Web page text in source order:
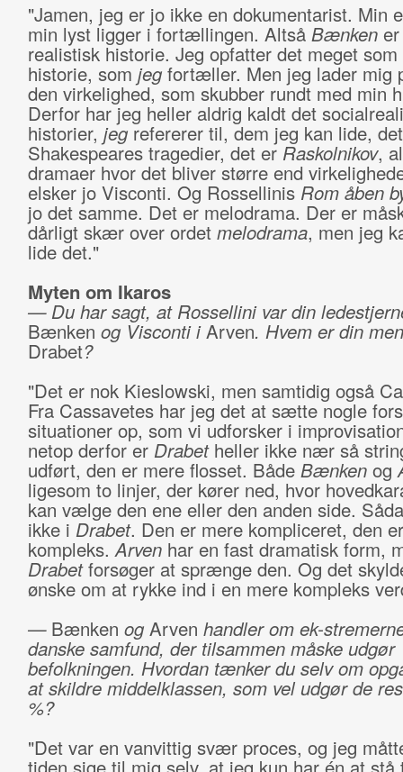
"Jamen, jeg er jo ikke en dokumentarist. Min
min lyst ligger i fortællingen. Altså Bænkener
realistisk historie. Jeg opfatter det meget som
historie, som jegfortæller. Men jeg lader mig
den virkelighed, som skubber rundt med min
Derfor har jeg heller aldrig kaldt det
historier, jegrefererer til, dem jeg kan lide,
Shakespeares tragedier, det er Raskolnikov,
dramaer hvor det bliver større end
elsker jo Visconti. Og Rossellinis Rom åben
jo det samme. Det er melodrama. Der er
dårligt skær over ordet melodrama, men jeg
lide det."
Myten om Ikaros
— Du har sagt, at Rossellini var din
Bænken og Visconti iArven. Hvem er din
Drabet?
"Det er nok Kieslowski, men samtidig også
Fra Cassavetes har jeg det at sætte nogle
situationer op, som vi udforsker i
netop derfor er Drabetheller ikke nær så
udført, den er mere flosset. Både Bænkenog
ligesom to linjer, der kører ned, hvor
kan vælge den ene eller den anden side.
ikke i Drabet. Den er mere kompliceret, den
kompleks.Arvenhar en fast dramatisk form,
Drabetforsøger at sprænge den. Og det
ønske om at rykke ind i en mere kompleks
— Bænken og Arven handler om ek-
danske samfund, der tilsammen måske udgør
befolkningen. Hvordan tænker du selv om
at skildre middelklassen, som vel udgør de
%?
"Det var en vanvittig svær proces, og jeg